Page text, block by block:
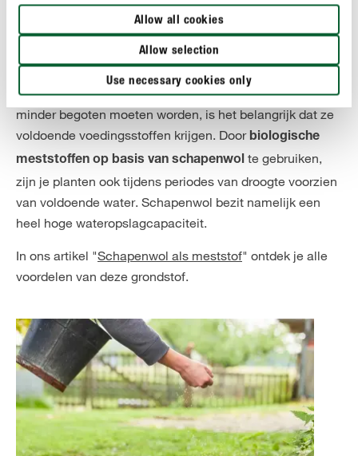
Allow all cookies
Allow selection
Use necessary cookies only
7. Gebruik bio-meststoffen op basis van schapenwol
Opdat je planten goed bestand zijn tegen droogte en
minder begoten moeten worden, is het belangrijk dat ze
voldoende voedingsstoffen krijgen. Doorbiologische
meststoffen op basis van schapenwol te gebruiken,
zijn je planten ook tijdens periodes van droogte voorzien
van voldoende water. Schapenwol bezit namelijk een
heel hoge wateropslagcapaciteit.
In ons artikel "Schapenwol als meststof" ontdek je alle
voordelen van deze grondstof.